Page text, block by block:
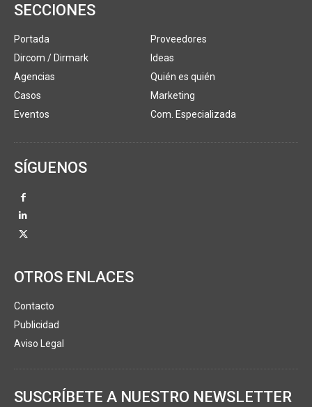
SECCIONES
Portada
Dircom / Dirmark
Agencias
Casos
Eventos
Proveedores
Ideas
Quién es quién
Marketing
Com. Especializada
SÍGUENOS
OTROS ENLACES
Contacto
Publicidad
Aviso Legal
SUSCRÍBETE A NUESTRO NEWSLETTER